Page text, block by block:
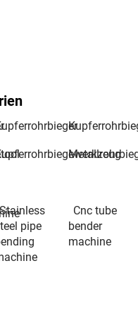
Stainless
pipe
Cnc tube
bender
machine